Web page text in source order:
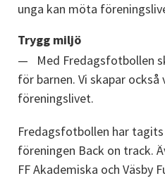
unga kan möta
Trygg miljö
Med Fredagsfotbollen
för barnen. Vi skapar också
föreningslivet.
Fredagsfotbollen har
föreningen Back on track.
FF Akademiska och Väsby